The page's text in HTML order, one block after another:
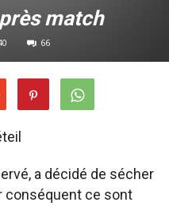
match
66
a décidé de sécher
conséquent ce sont